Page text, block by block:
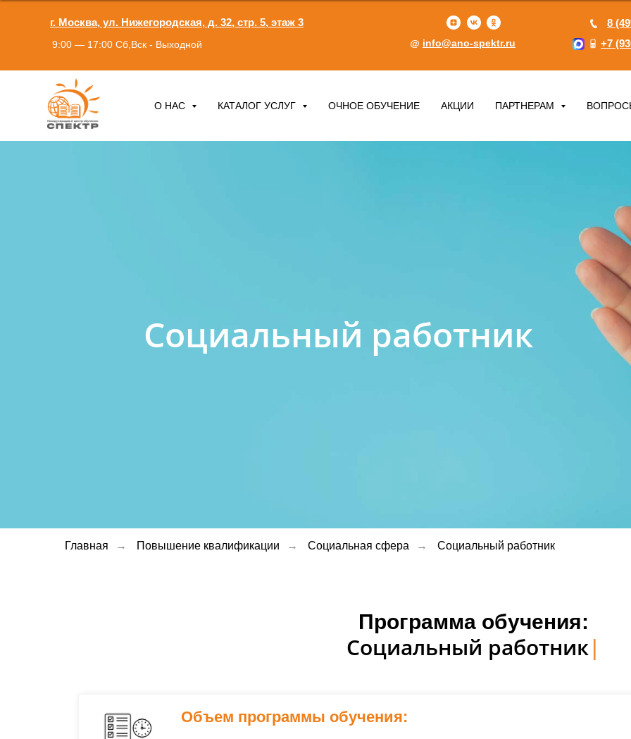
г. Москва, ул. Нижегородская, д. 32, стр. 5, этаж 3
+7
8
info@ano-spektr.ru
9:00 — 17:00 Сб,Вск - Выходной
О НАС КАТАЛОГ УСЛУГ ОЧНОЕ ОБУЧЕНИЕ АКЦИИ ПАРТНЕРАМ
Социальный работник
Главная → Повышение квалификации → Социальная сфера → Социальный работник
Программа обучения:
Социальный работник|
Объем программы обучения: